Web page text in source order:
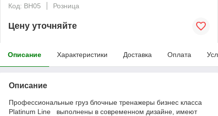
Код: BH05
Розница
Цену уточняйте
Описание Характеристики Доставка Оплата
Описание
Профессиональные груз блочные тренажеры бизнес класса
Platinum Line выполнены в современном дизайне, имеют